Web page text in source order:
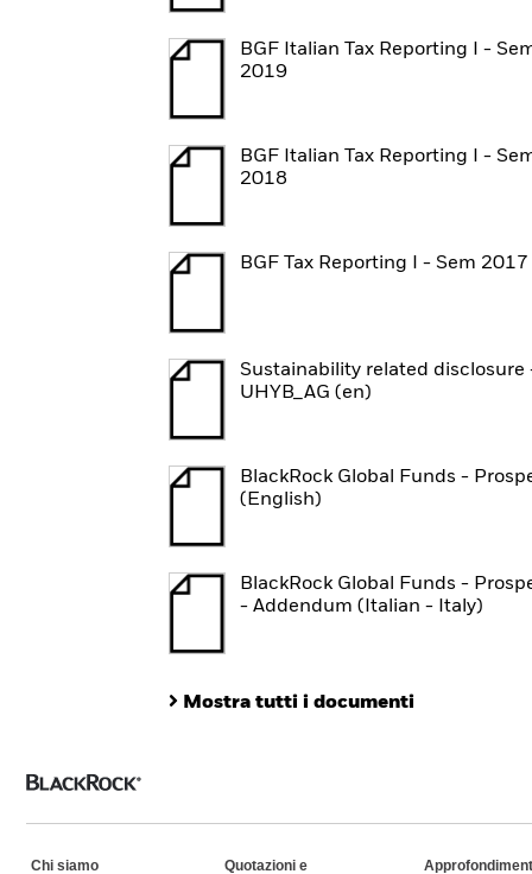
BGF Italian Tax Reporting I -
2019
BGF Italian Tax Reporting I -
2018
BGF Tax Reporting I - Sem 2017
Sustainability related disclosure
UHYB_AG (en)
BlackRock Global Funds -
(English)
BlackRock Global Funds -
- Addendum (Italian - Italy)
Mostra tutti i documenti
Chi siamo
Quotazioni e